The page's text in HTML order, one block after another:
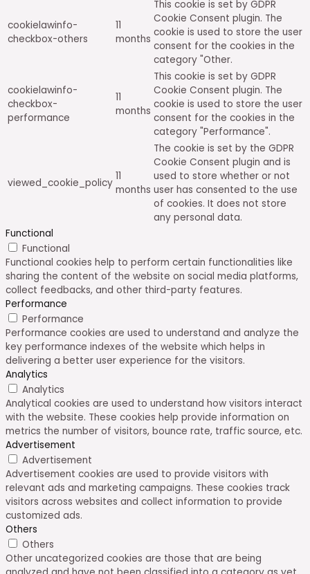
cookielawinfo-
checkbox-others
11
months
This cookie is set by GDPR
Cookie Consent plugin. The
cookie is used to store the user
consent for the cookies in the
category "Other.
cookielawinfo-
checkbox-
performance
11
months
This cookie is set by GDPR
Cookie Consent plugin. The
cookie is used to store the user
consent for the cookies in the
category "Performance".
viewed_cookie_policy
11
months
The cookie is set by the GDPR
Cookie Consent plugin and is
used to store whether or not
user has consented to the use
of cookies. It does not store
any personal data.
Functional
Functional
Functional cookies help to perform certain functionalities like
sharing the content of the website on social media platforms,
collect feedbacks, and other third-party features.
Performance
Performance
Performance cookies are used to understand and analyze the
key performance indexes of the website which helps in
delivering a better user experience for the visitors.
Analytics
Analytics
Analytical cookies are used to understand how visitors interact
with the website. These cookies help provide information on
metrics the number of visitors, bounce rate, traffic source, etc.
Advertisement
Advertisement
Advertisement cookies are used to provide visitors with
relevant ads and marketing campaigns. These cookies track
visitors across websites and collect information to provide
customized ads.
Others
Others
Other uncategorized cookies are those that are being